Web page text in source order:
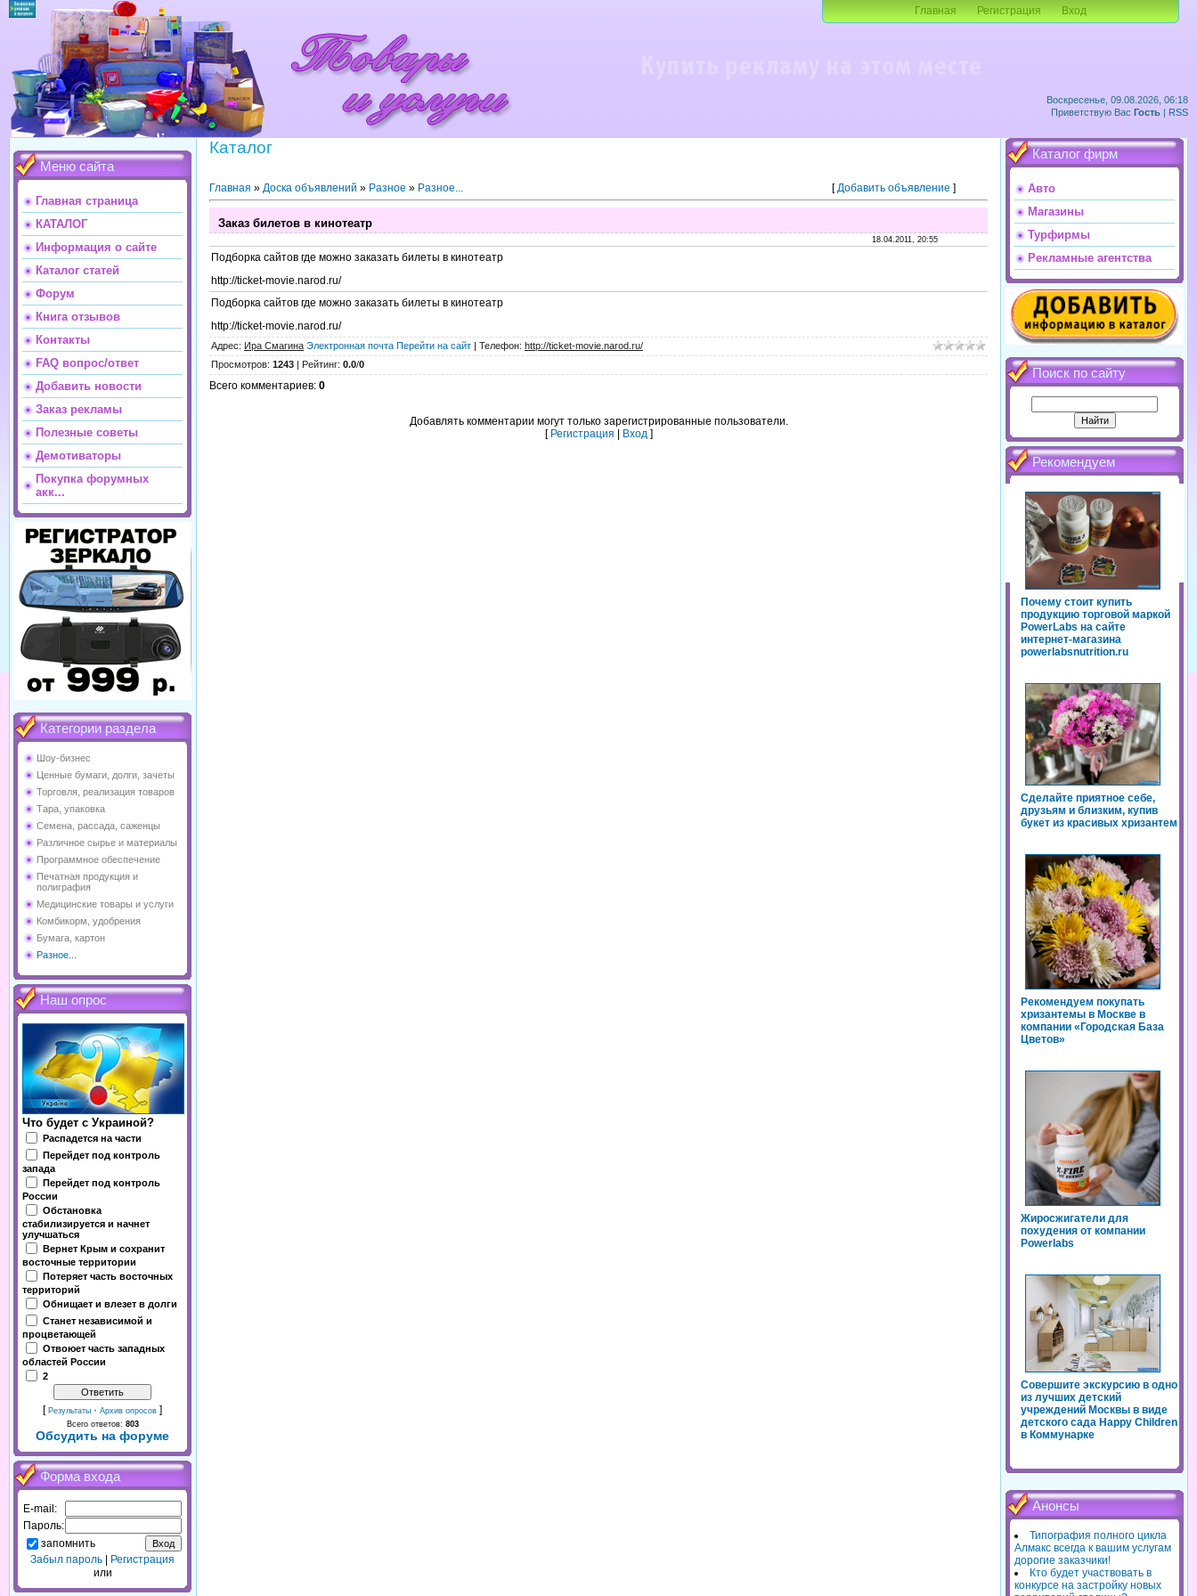
Воскресенье, 09.08.2026, 06:18
Приветствую Вас Гость | RSS
Главная Регистрация Вход
Меню сайта
Главная страница
КАТАЛОГ
Информация о сайте
Каталог статей
Форум
Книга отзывов
Контакты
FAQ вопрос/ответ
Добавить новости
Заказ рекламы
Полезные советы
Демотиваторы
Покупка форумных
акк...
Категории раздела
Шоу-бизнес
Ценные бумаги, долги, зачеты
Торговля, реализация товаров
Тара, упаковка
Семена, рассада, саженцы
Различное сырье и материалы
Программное обеспечение
Печатная продукция и
полиграфия
Медицинские товары и услуги
Комбикорм, удобрения
Бумага, картон
Разное...
Наш опрос
Что будет с Украиной?
Распадется на части
Перейдет под контроль
запада
Перейдет под контроль
России
Обстановка
стабилизируется и начнет
улучшаться
Вернет Крым и сохранит
восточные территории
Потеряет часть восточных
территорий
Обнищает и влезет в долги
Станет независимой и
процветающей
Отвоюет часть западных
областей России
2
[ Результаты · Архив опросов ]
Всего ответов: 803
Обсудить на форуме
Форма входа
E-mail:
Пароль:
запомнить
Забыл пароль
Регистрация
или
Каталог
Главная » Доска объявлений » Разное » Разное... [ Добавить объявление ]
Заказ билетов в кинотеатр
18.04.2011, 20:55
Подборка сайтов где можно заказать билеты в кинотеатр
http://ticket-movie.narod.ru/
Подборка сайтов где можно заказать билеты в кинотеатр
http://ticket-movie.narod.ru/
Адрес: Ира Смагина Электронная почта Перейти на сайт | Телефон: http://ticket-movie.narod.ru/
Просмотров: 1243 | Рейтинг: 0.0/0
Всего комментариев: 0
Добавлять комментарии могут только зарегистрированные пользователи.
[ Регистрация | Вход ]
Каталог фирм
Авто
Магазины
Турфирмы
Рекламные агентства
Поиск по сайту
Рекомендуем
Почему стоит купить
продукцию торговой маркой
PowerLabs на сайте
интернет-магазина
powerlabsnutrition.ru
Сделайте приятное себе,
друзьям и близким, купив
букет из красивых хризантем
Рекомендуем покупать
хризантемы в Москве в
компании «Городская База
Цветов»
Жиросжигатели для
похудения от компании
Powerlabs
Совершите экскурсию в одно
из лучших детский
учреждений Москвы в виде
детского сада Happy Children
в Коммунарке
Анонсы
Типография полного цикла
Алмакс всегда к вашим услугам
дорогие заказчики!
Кто будет участвовать в
конкурсе на застройку новых